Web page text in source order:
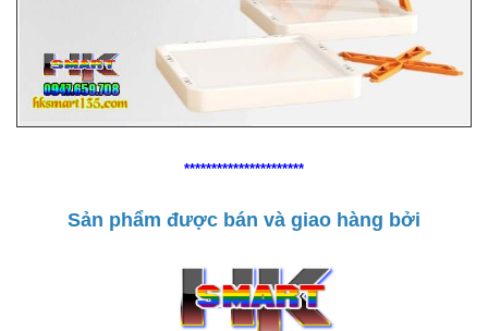
**********************
Sản phẩm được bán và giao hàng bởi